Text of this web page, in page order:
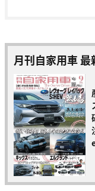
月刊自家用車 最